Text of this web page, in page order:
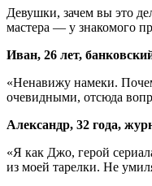
Девушки, зачем вы это
мастера — у знакомого
Иван, 26 лет,
«Ненавижу намеки.
очевидными, отсюда
Александр, 32 года,
«Я как Джо, герой
из моей тарелки. Не